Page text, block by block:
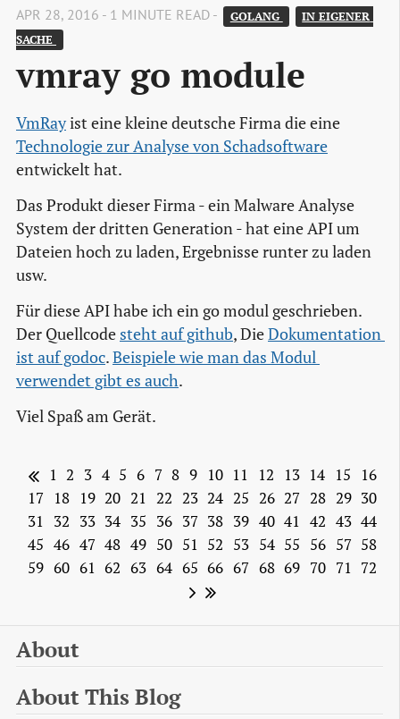
APR 28, 2016 - 1 MINUTE READ - GOLANG
IN EIGENER
SACHE
vmray go module
VmRayist eine kleine deutsche Firma die eine
Technologie zur Analyse von Schadsoftware
entwickelt hat.
Das Produkt dieser Firma - ein Malware Analyse
System der dritten Generation - hat eine API um
Dateien hoch zu laden, Ergebnisse runter zu laden
usw.
Für diese API habe ich ein go modul geschrieben.
Der Quellcode steht auf github, DieDokumentation
ist auf godoc.Beispiele wie man das Modul
verwendet gibt es auch.
Viel Spaß am Gerät.
1 2 3 4 5 6 7 8 9 10 11 12 13 14 15
16
17
18 19 20 21 22 23 24 25 26 27 28 29 30
31 32 33 34 35 36 37 38 39 40 41 42 43 44
45 46 47 48 49 50 51 52 53 54 55 56 57 58
59 60 61 62 63 64 65 66 67 68 69 70 71 72
About
About This Blog